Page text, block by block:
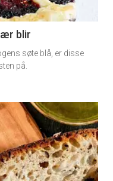
blir
søte blå, er disse
på.